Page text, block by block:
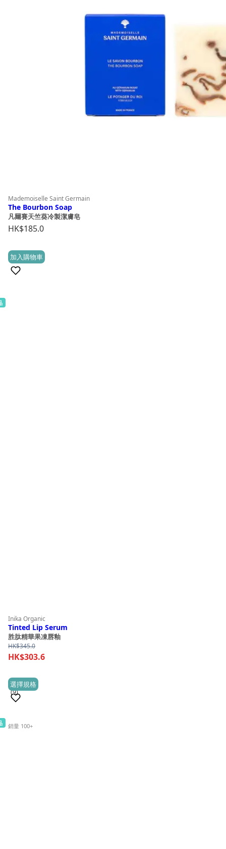
Mademoiselle Saint Germain
The Bourbon Soap
凡爾賽天竺葵冷製潔膚皂
HK$185.0
(2)
加入購物車
Inika Organic
Tinted Lip Serum
胜肽精華果凍唇釉
HK$345.0
HK$303.6
(9)
銷量 100+
選擇規格This